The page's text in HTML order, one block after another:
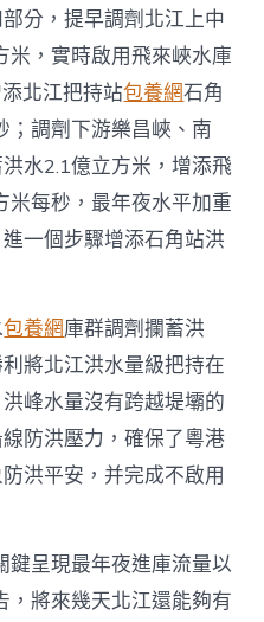
分，提早調劑北江上中
米，實時啟用飛來峽水庫
北江把持站包養網石角
；調劑下游樂昌峽、南
水2.1億立方米，增添飛
每秒，最年夜水平加重
一個步驟增添石角站洪
包養網庫群調劑攔蓄洪
將北江洪水量級把持在
峰水量沒有跨越堤壩的
防洪壓力，確保了粵港
洪平安，并完成不啟用
鍵呈現最年夜進庫流量以
，將來幾天北江還能夠有